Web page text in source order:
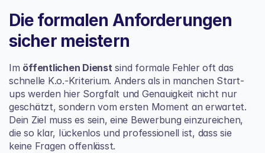
Die formalen Anforderungen
sicher meistern
Im öffentlichen Dienst sind formale Fehler oft das
schnelle K.o.-Kriterium. Anders als in manchen Start-
ups werden hier Sorgfalt und Genauigkeit nicht nur
geschätzt, sondern vom ersten Moment an erwartet.
Dein Ziel muss es sein, eine Bewerbung einzureichen,
die so klar, lückenlos und professionell ist, dass sie
keine Fragen offenlässt.